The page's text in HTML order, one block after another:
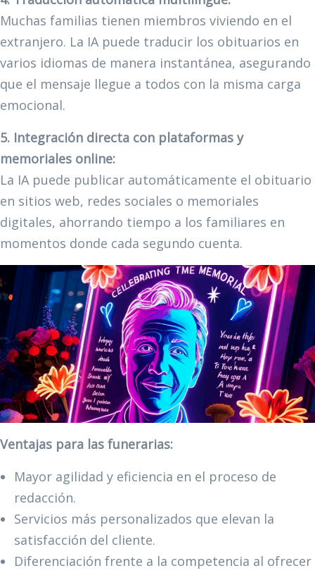
Muchas familias tienen miembros viviendo en el
extranjero. La IA puede traducir los obituarios en
varios idiomas de manera instantánea, asegurando
que el mensaje llegue a todos con la misma carga
emocional.
5. Integración directa con plataformas y
memoriales online:
La IA puede publicar automáticamente el obituario
en sitios web, redes sociales o memoriales
digitales, ahorrando tiempo a los familiares en
momentos donde cada segundo cuenta.
Ventajas para las funerarias:
Mayor agilidad y eficiencia en el proceso de
redacción.
Servicios más personalizados que elevan la
satisfacción del cliente.
Diferenciación frente a la competencia al ofrecer